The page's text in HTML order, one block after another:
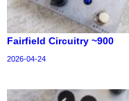
Fairfield Circuitry ~900
2026-04-24